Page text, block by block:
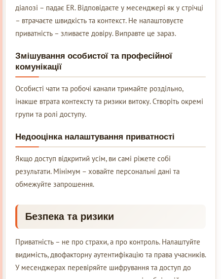
діалозі – падає ER. Відповідаєте у месенджері як у стрічці
– втрачаєте швидкість та контекст. Не налаштовуєте
приватність – зливаєте довіру. Виправте це зараз.
Змішування особистої та професійної
комунікації
Особисті чати та робочі канали тримайте роздільно,
інакше втрата контексту та ризики витоку. Створіть окремі
групи та ролі доступу.
Недооцінка налаштування приватності
Якщо доступ відкритий усім, ви самі ріжете собі
результати. Мінімум – ховайте персональні дані та
обмежуйте запрошення.
Безпека та ризики
Приватність – не про страхи, а про контроль. Налаштуйте
видимість, двофакторну аутентифікацію та права учасників.
У месенджерах перевіряйте шифрування та доступ до